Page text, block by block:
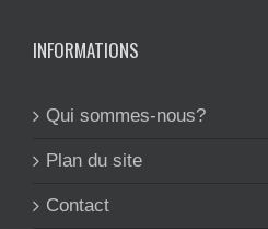
INFORMATIONS
Qui sommes-nous?
Plan du site
Contact